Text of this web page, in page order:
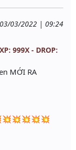
03/03/2022 | 09:24
999X - DROP:
MỚI RA